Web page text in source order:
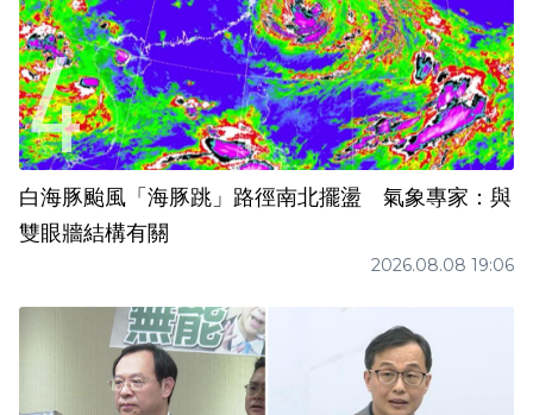
白海豚颱風「海豚跳」路徑南北擺盪 氣象專家：與
雙眼牆結構有關
2026.08.08 19:06